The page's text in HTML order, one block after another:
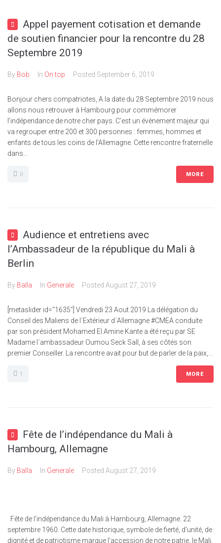
Appel payement cotisation et demande
de soutien financier pour la rencontre du 28
Septembre 2019
By Bob In On top Posted September 6, 2019
Bonjour chers compatriotes, A la date du 28 Septembre 2019 nous
allons nous retrouver à Hambourg pour commémorer
l’indépendance de notre cher pays. C’est un évènement majeur qui
va regrouper entre 200 et 300 personnes : femmes, hommes et
enfants de tous les coins de l’Allemagne. Cette rencontre fraternelle
dans...
0 MORE
Audience et entretiens avec
l’Ambassadeur de la république du Mali à
Berlin
By Balla In Generale Posted August 27, 2019
[metaslider id="1635"] Vendredi 23 Aout 2019 La délégation du
Conseil des Maliens de l´Extérieur d´Allemagne #CMEA conduite
par son président Mohamed El Amine Kante a été reçu par SE
Madame l´ambassadeur Oumou Seck Sall, à ses côtés son
premier Conseiller. La rencontre avait pour but de parler de la paix,...
1 MORE
Fête de l’indépendance du Mali à
Hambourg, Allemagne
By Balla In Generale Posted August 27, 2019
Fête de l'indépendance du Mali à Hambourg, Allemagne. 22
septembre 1960. Cette date historique, symbole de fierté, d'unité, de
dignité et de patriotisme marque l'accession de notre patrie, le Mali,